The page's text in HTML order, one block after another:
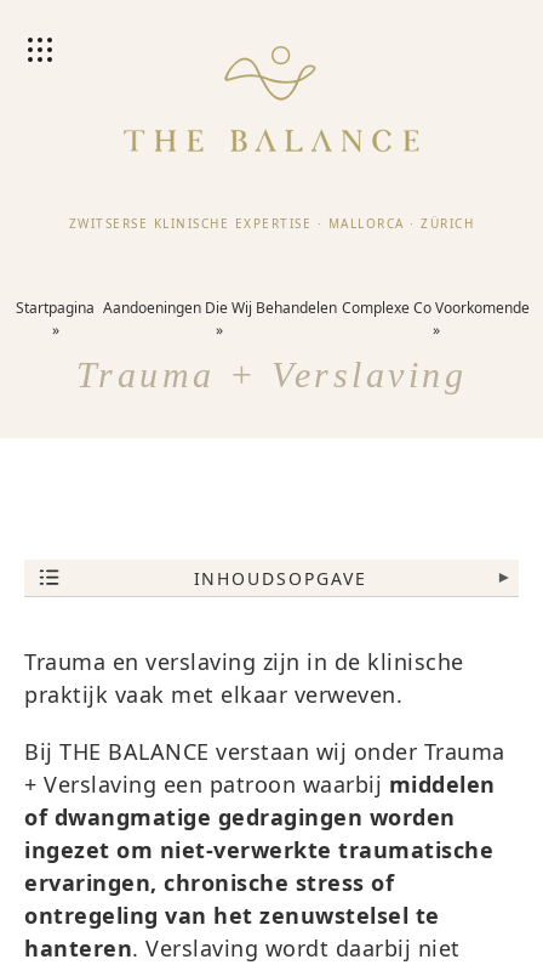
ZWITSERSE KLINISCHE EXPERTISE · MALLORCA · ZÜRICH
Startpagina Aandoeningen Die Wij Behandelen Complexe Co Voorkomende
Trauma + Verslaving
INHOUDSOPGAVE ▾
Trauma en verslaving zijn in de klinische
praktijk vaak met elkaar verweven.
Bij THE BALANCE verstaan wij onder Trauma
+ Verslaving een patroon waarbij middelen
of dwangmatige gedragingen worden
ingezet om niet-verwerkte traumatische
ervaringen, chronische stress of
ontregeling van het zenuwstelsel te
hanteren. Verslaving wordt daarbij niet